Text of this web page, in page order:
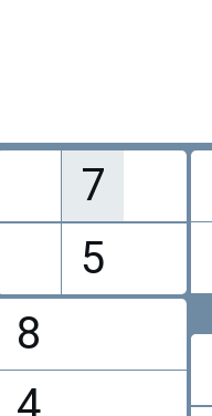
7
5
8
4